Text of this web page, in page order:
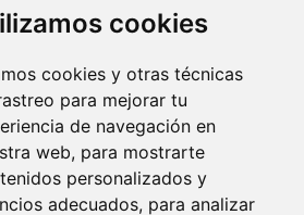
cookies
cookies y otras técnicas
para mejorar tu
de navegación en
web, para mostrarte
personalizados y
adecuados, para analizar
de cookies